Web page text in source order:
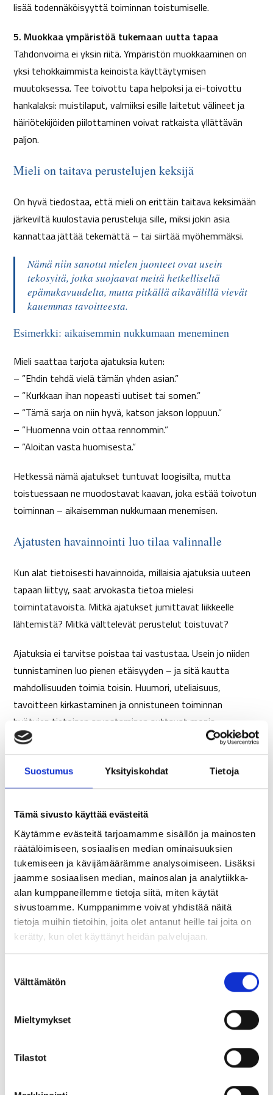
Suostumus Yksityiskohdat Tietoja
Tämä sivusto käyttää evästeitä
Käytämme evästeitä tarjoamamme sisällön ja mainosten
räätälöimiseen, sosiaalisen median ominaisuuksien
tukemiseen ja kävijämäärämme analysoimiseen. Lisäksi
jaamme sosiaalisen median, mainosalan ja analytiikka-
alan kumppaneillemme tietoja siitä, miten käytät
sivustoamme. Kumppanimme voivat yhdistää näitä
tietoja muihin tietoihin, joita olet antanut heille tai joita on
kerätty, kun olet käyttänyt heidän palvelujaan.
Välttämätön
Mieltymykset
Tilastot
lisää todennäköisyyttä toiminnan toistumiselle.
5. Muokkaa ympäristöä tukemaan uutta tapaa
Tahdonvoima ei yksin riitä. Ympäristön muokkaaminen on
yksi tehokkaimmista keinoista käyttäytymisen
muutoksessa. Tee toivottu tapa helpoksi ja ei-toivottu
hankalaksi: muistilaput, valmiiksi esille laitetut välineet ja
häiriötekijöiden piilottaminen voivat ratkaista yllättävän
paljon.
Mieli on taitava perustelujen keksijä
On hyvä tiedostaa, että mieli on erittäin taitava keksimään
järkeviltä kuulostavia perusteluja sille, miksi jokin asia
kannattaa jättää tekemättä – tai siirtää myöhemmäksi.
Nämä niin sanotutmielen juonteetovat usein
tekosyitä, jotka suojaavat meitä hetkelliseltä
epämukavuudelta, mutta pitkällä aikavälillä vievät
kauemmas tavoitteesta.
Esimerkki: aikaisemmin nukkumaan meneminen
Mieli saattaa tarjota ajatuksia kuten:
– ”Ehdin tehdä vielä tämän yhden asian.”
– ”Kurkkaan ihan nopeasti uutiset tai somen.”
– ”Tämä sarja on niin hyvä, katson jakson loppuun.”
– ”Huomenna voin ottaa rennommin.”
– ”Aloitan vasta huomisesta.”
Hetkessä nämä ajatukset tuntuvat loogisilta, mutta
toistuessaan ne muodostavat kaavan, joka estää toivotun
toiminnan – aikaisemman nukkumaan menemisen.
Ajatusten havainnointi luo tilaa valinnalle
Kun alat tietoisesti havainnoida, millaisia ajatuksia uuteen
tapaan liittyy, saat arvokasta tietoa mielesi
toimintatavoista. Mitkä ajatukset jumittavat liikkeelle
lähtemistä? Mitkä välttelevät perustelut toistuvat?
Ajatuksia ei tarvitse poistaa tai vastustaa. Usein jo niiden
tunnistaminen luo pienen etäisyyden – ja sitä kautta
mahdollisuuden toimia toisin. Huumori, uteliaisuus,
tavoitteen kirkastaminen ja onnistuneen toiminnan
hyötyjen tietoinen arvostaminen auttavat monia
ryhtymään toimeen silloinkin, kun mieli yrittää vetää
toiseen suuntaan.
Self-nudging – opi tuuppaamaan itseäsi oikeaan
suuntaan
Nudging eli tuuppaus on ollut suosittu keino terveyden
edistämisessä jo pitkään. Sen ideana on muokata
ympäristöä niin, että toivottu valinta on helpoin tai
houkuttelevin vaihtoehto. Nudgingiin on kuitenkin
kohdistunut myös kritiikkiä: se voi ohjata käyttäytymistä
ilman, että yksilö varsinaisesti oppii tai vahvistuu toimijana.
Self-nudging edustaa uudempaa suuntausta, jossa huomio
toimijuuteen.
Tavoitteena on oppia tunnistamaan omat
valinta-arkkitehtuuria niin, että arki tukee toivottua
Self-nudging sopii erityisen hyvin tapojen muuttamiseen,
koska se ei perustu täydellisyyteen tai jatkuvaan itsensä